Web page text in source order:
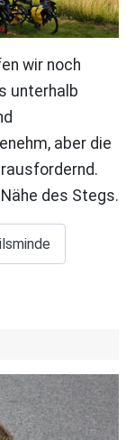
wir noch
unterhalb
aber die
des Stegs.